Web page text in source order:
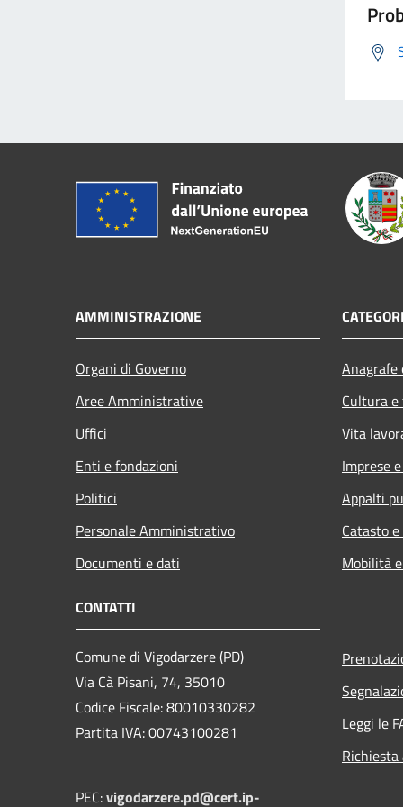
AMMINISTRAZIONE
Organi di Governo
Aree Amministrative
Uffici
Enti e fondazioni
Politici
Personale Amministrativo
Documenti e dati
Cultura
Vita
Imprese
Appalti
Catasto
Mobilità
CONTATTI
Comune di Vigodarzere (PD)
Via Cà Pisani, 74, 35010
Codice Fiscale: 80010330282
Partita IVA: 00743100281
PEC:vigodarzere.pd@cert.ip-
Leggi le